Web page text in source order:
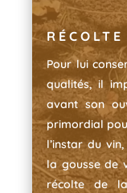
Pour lui
qualités, il
avant son
primordial
l’instar du
la gousse de
récolte de